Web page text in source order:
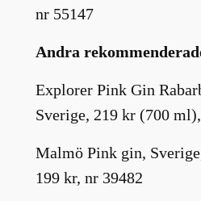
nr 55147
Andra
Explorer Pink Gin
Sverige, 219 kr (700
Malmö Pink gin,
199 kr, nr 39482